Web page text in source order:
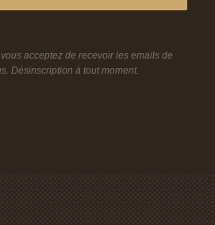
acceptez de recevoir les emails de
Désinscription à tout moment.